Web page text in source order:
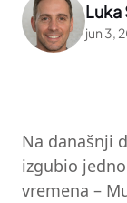
jun 3,
Na današnji
izgubio
vremena –